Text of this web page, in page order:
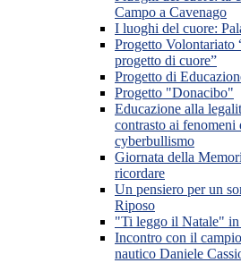
Campo a Cavenago
I luoghi del cuore:
Progetto Volontariato
progetto di cuore”
Progetto di
Progetto "Donacibo"
Educazione alla
contrasto ai fenomeni
cyberbullismo
Giornata della
ricordare
Un pensiero per un
Riposo
"Ti leggo il Natale" in
Incontro con il
nautico Daniele